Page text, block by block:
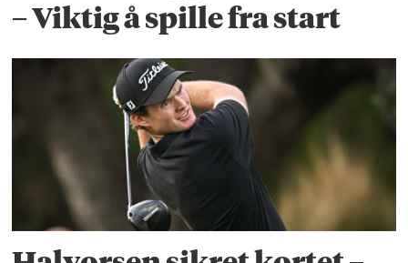
– Viktig å spille fra start